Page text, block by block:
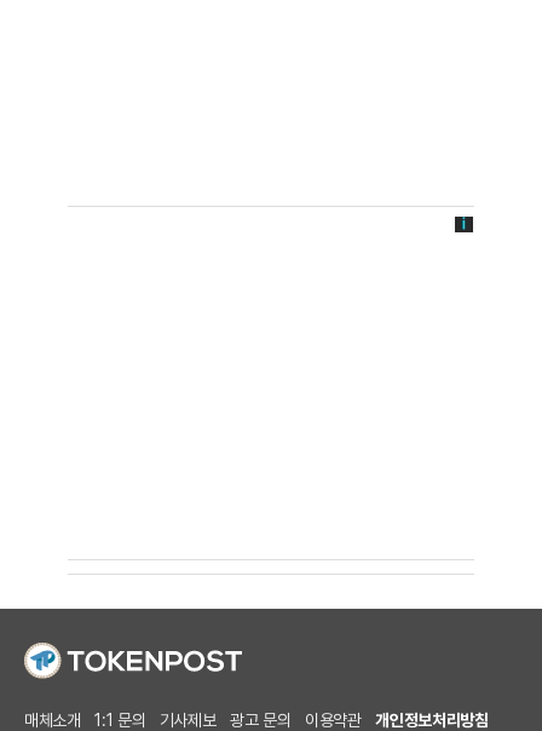
매체소개 1:1 문의 기사제보 광고 문의 이용약관
개인정보처리방침